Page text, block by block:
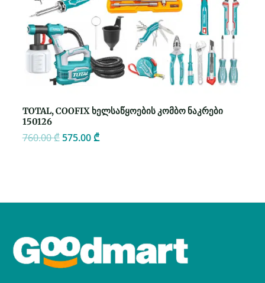
TOTAL, COOFIX ხელსაწყოების კომბო ნაკრები
150126
760.00₾575.00₾